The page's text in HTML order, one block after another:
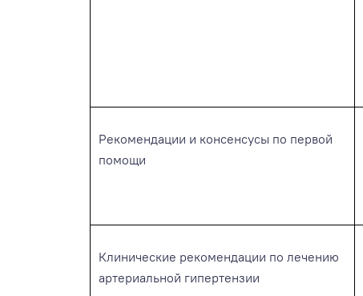
Рекомендации и консенсусы по первой
помощи
Клинические рекомендации по лечению
артериальной гипертензии